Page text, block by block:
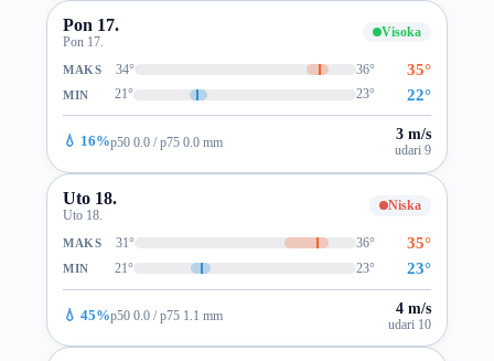
Pon 17.
Pon 17.
Visoka
MAKS 34° 36° 35°
MIN 21° 23° 22°
💧 16%p50 0.0 / p75 0.0 mm 3 m/s
udari 9
Uto 18.
Uto 18.
Niska
MAKS 31° 36° 35°
MIN 21° 23° 23°
💧 45%p50 0.0 / p75 1.1 mm 4 m/s
udari 10